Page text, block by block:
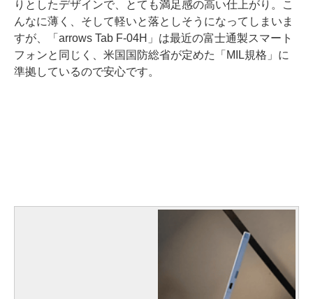
りとしたデザインで、とても満足感の高い仕上がり。こ
んなに薄く、そして軽いと落としそうになってしまいま
すが、「arrows Tab F-04H」は最近の富士通製スマート
フォンと同じく、米国国防総省が定めた「MIL規格」に
準拠しているので安心です。